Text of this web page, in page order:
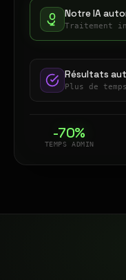
Notre IA
Traitement
Résultats
Plus de
-70%
TEMPS ADMIN